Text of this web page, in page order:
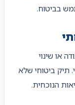
בביטוח.
או שינוי
תיק ביטוחי שלא
הנוכחית.